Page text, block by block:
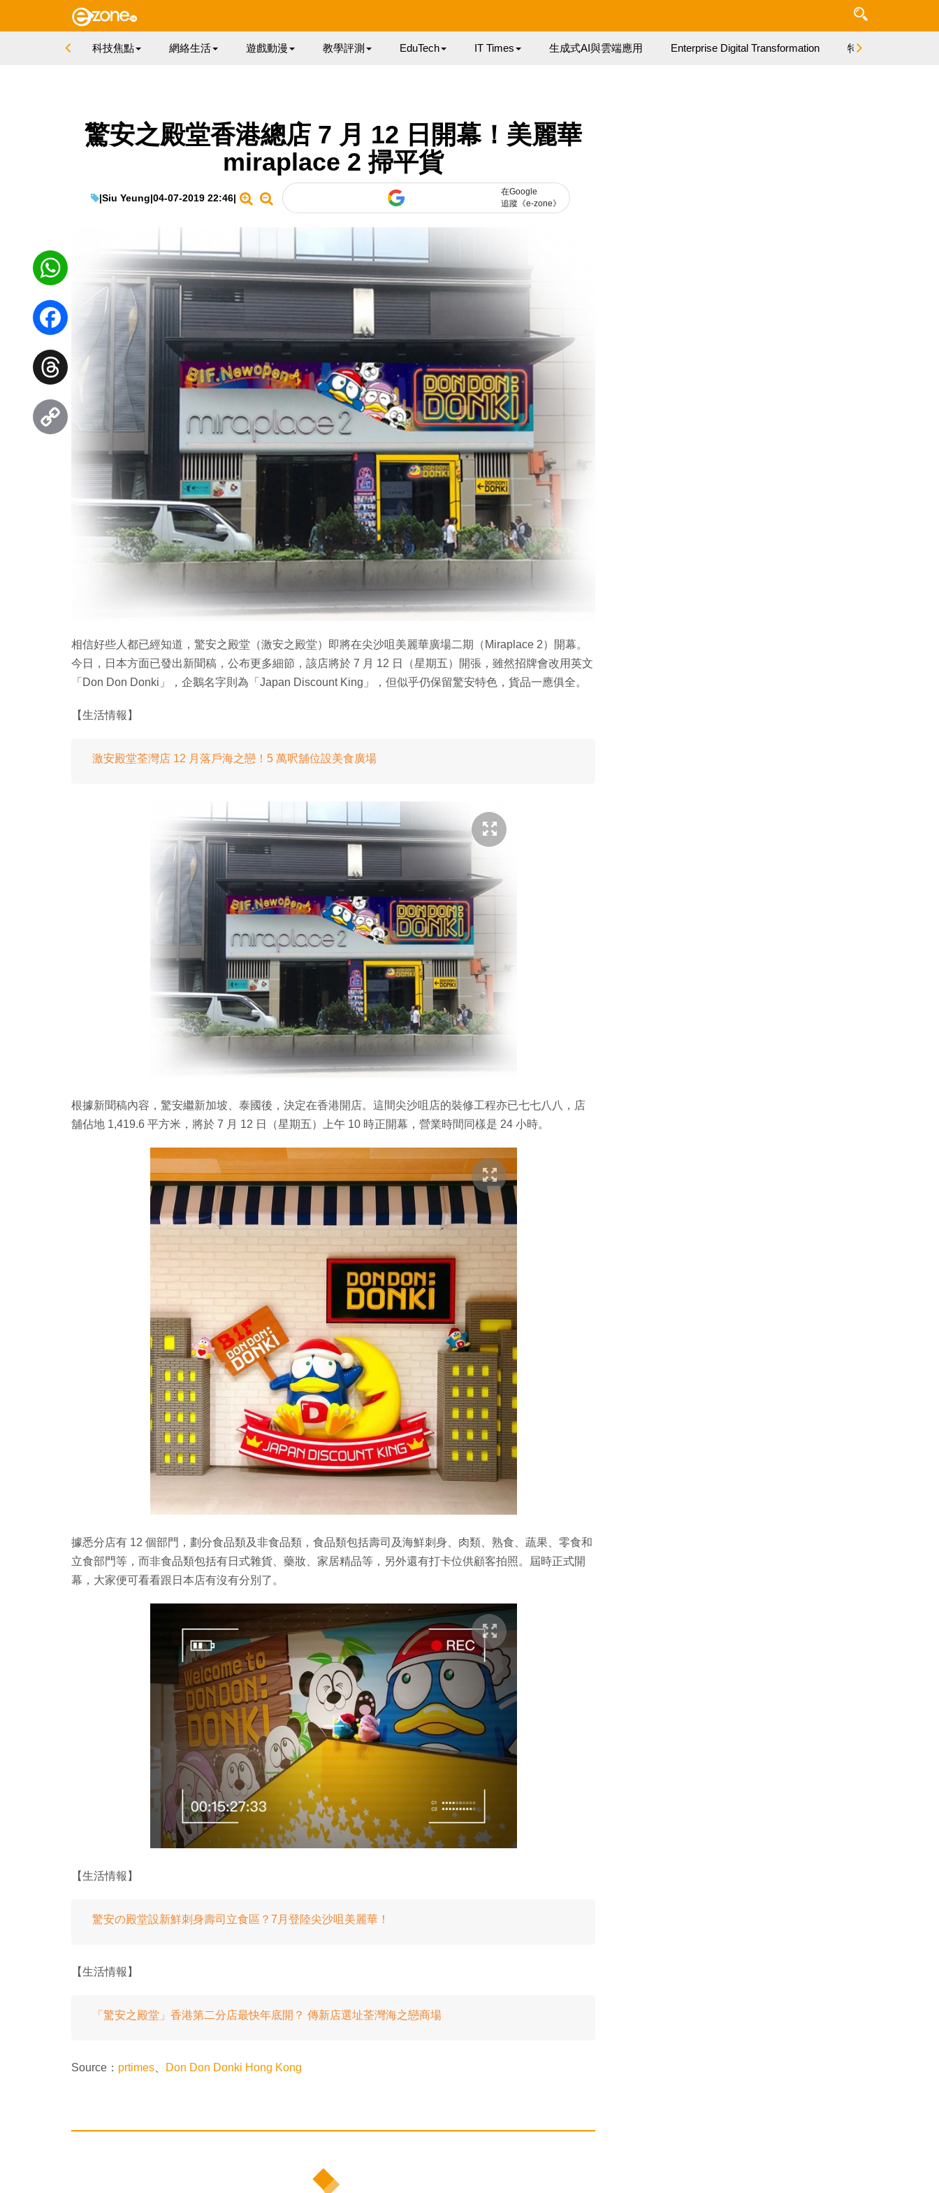
科技焦點 網絡生活 遊戲動漫 教學評測 EduTech IT Times 生成式AI與雲端應用 Enterprise Digital Transformation 特集
驚安之殿堂香港總店 7 月 12 日開幕！美麗華
miraplace 2 掃平貨
|Siu Yeung|04-07-2019 22:46|
在Google
追蹤《e-zone》
相信好些人都已經知道，驚安之殿堂（激安之殿堂）即將在尖沙咀美麗華廣場二期（Miraplace 2）開幕。
今日，日本方面已發出新聞稿，公布更多細節，該店將於 7 月 12 日（星期五）開張，雖然招牌會改用英文
「Don Don Donki」，企鵝名字則為「Japan Discount King」，但似乎仍保留驚安特色，貨品一應俱全。
【生活情報】
激安殿堂荃灣店 12 月落戶海之戀！5 萬呎舖位設美食廣場
根據新聞稿內容，驚安繼新加坡、泰國後，決定在香港開店。這間尖沙咀店的裝修工程亦已七七八八，店
舖佔地 1,419.6 平方米，將於 7 月 12 日（星期五）上午 10 時正開幕，營業時間同樣是 24 小時。
據悉分店有 12 個部門，劃分食品類及非食品類，食品類包括壽司及海鮮刺身、肉類、熟食、蔬果、零食和
立食部門等，而非食品類包括有日式雜貨、藥妝、家居精品等，另外還有打卡位供顧客拍照。屆時正式開
幕，大家便可看看跟日本店有沒有分別了。
【生活情報】
驚安の殿堂設新鮮刺身壽司立食區？7月登陸尖沙咀美麗華！
【生活情報】
「驚安之殿堂」香港第二分店最快年底開？ 傳新店選址荃灣海之戀商場
Source： prtimes Don Don Donki Hong Kong
WhatsApp
Facebook
Threads